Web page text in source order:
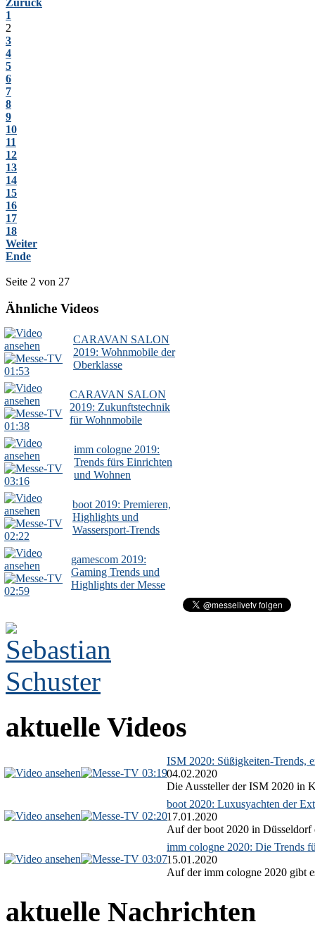
1
2
3
4
5
6
7
8
9
10
11
12
13
14
15
16
17
18
Weiter
Ende
Seite 2 von 27
Ähnliche Videos
01:53
CARAVAN SALON
2019: Wohnmobile der
Oberklasse
01:38
CARAVAN SALON
2019: Zukunftstechnik
für Wohnmobile
03:16
imm cologne 2019:
Trends fürs Einrichten
und Wohnen
02:22
boot 2019: Premieren,
Highlights und
Wassersport-Trends
02:59
gamescom 2019:
Gaming Trends und
Highlights der Messe
aktuelle Videos
03:19
ISM 2020: Süßigkeiten-Trends,
04.02.2020
Die Aussteller der ISM 2020 in
02:20
boot 2020: Luxusyachten der
17.01.2020
Auf der boot 2020 in Düsseldorf
03:07
imm cologne 2020: Die Trends
15.01.2020
Auf der imm cologne 2020 gibt
aktuelle Nachrichten